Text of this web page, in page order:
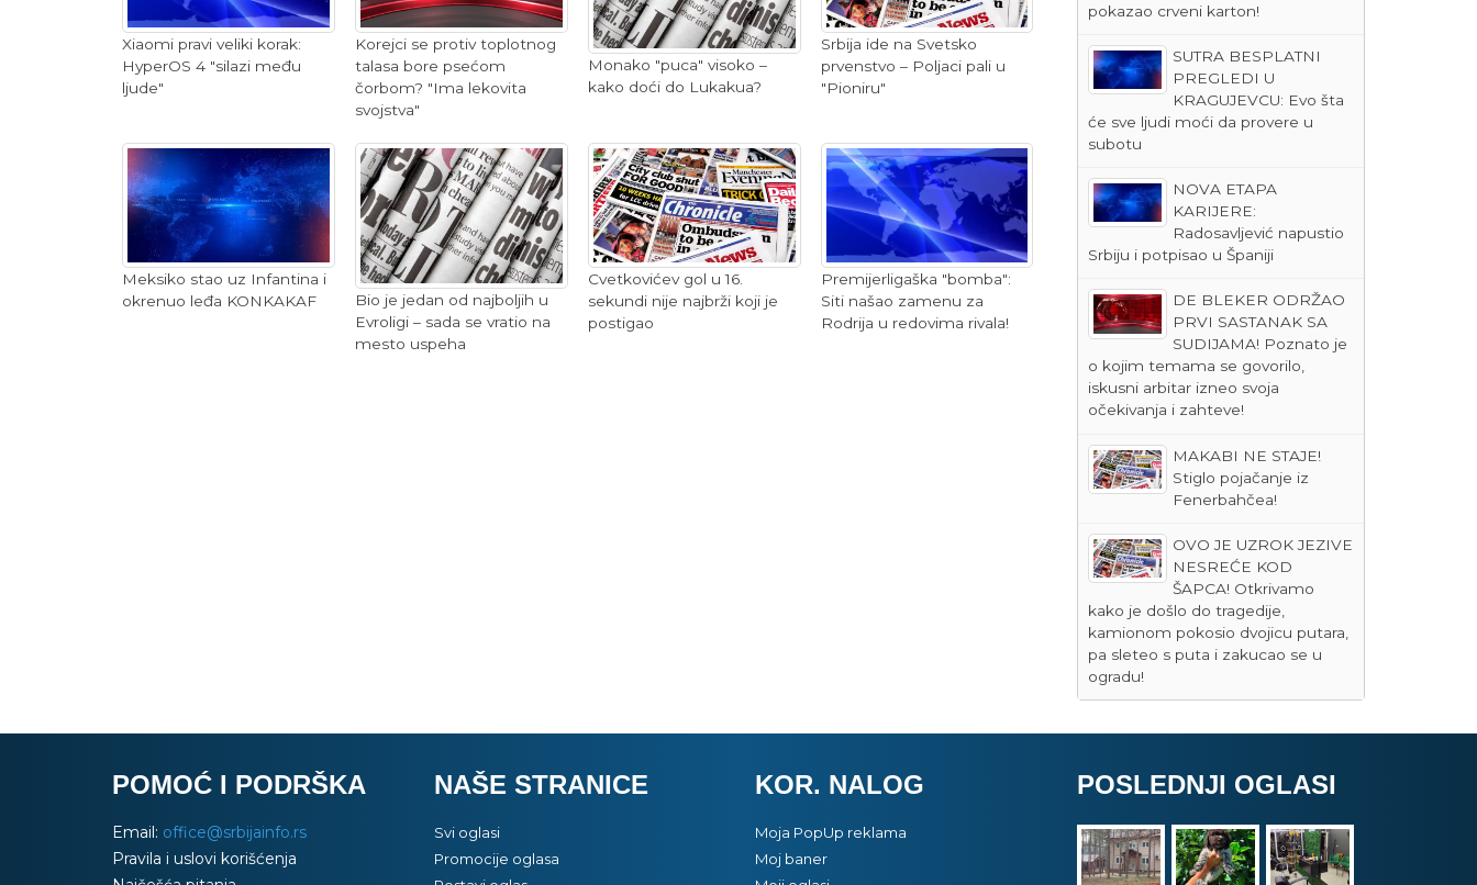
Xiaomi pravi veliki korak:
HyperOS 4 "silazi među
ljude"
Korejci se protiv toplotnog
talasa bore psećom
čorbom? "Ima lekovita
svojstva"
Monako "puca" visoko –
kako doći do Lukakua?
Srbija ide na Svetsko
prvenstvo – Poljaci pali u
"Pioniru"
Meksiko stao uz Infantina i
okrenuo leđa KONKAKAF
Bio je jedan od najboljih u
Evroligi – sada se vratio na
mesto uspeha
Cvetkovićev gol u 16.
sekundi nije najbrži koji je
postigao
Premijerligaška "bomba":
Siti našao zamenu za
Rodrija u redovima rivala!
pokazao crveni karton!
SUTRA BESPLATNI
PREGLEDI U
KRAGUJEVCU: Evo šta
će sve ljudi moći da provere u
subotu
NOVA ETAPA
KARIJERE:
Radosavljević napustio
Srbiju i potpisao u Španiji
DE BLEKER ODRŽAO
PRVI SASTANAK SA
SUDIJAMA! Poznato je
o kojim temama se govorilo,
iskusni arbitar izneo svoja
očekivanja i zahteve!
MAKABI NE STAJE!
Stiglo pojačanje iz
Fenerbahčea!
OVO JE UZROK JEZIVE
NESREĆE KOD
ŠAPCA! Otkrivamo
kako je došlo do tragedije,
kamionom pokosio dvojicu putara,
pa sleteo s puta i zakucao se u
ogradu!
POMOĆ I PODRŠKA
Email: office@srbijainfo.rs
Pravila i uslovi korišćenja
NAŠE STRANICE
Svi oglasi
Promocije oglasa
KOR. NALOG
Moja PopUp reklama
Moj baner
POSLEDNJI OGLASI